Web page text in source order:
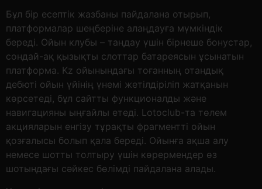
Бұл бір есептік жазбаны пайдалана отырып,
платформалар шеңберіне алаңдауға мүмкіндік
береді. Ойын клубы – таңдау үшін бірнеше бонустар,
сондай-ақ қызықты слоттар батареясын ұсынатын
платформа. Kz ойынындағы тоғанның отандық
дебюті ойын үйінің үнемі жетілдіріліп жатқанын
көрсетеді, бұл сайтты функционалды және
навигацияны ыңғайлы етеді. Lotoclub-та төлем
акцияларын енгізу тұрақты фрагментті ойын
қозғалысы болып қала береді. Ойынға ақша алу
немесе шотты толтыру үшін көрермендер өз
шотындағы сәйкес бөлімді пайдалана алады.